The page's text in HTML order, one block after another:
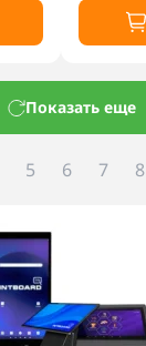
Показать еще
5 6 7 8